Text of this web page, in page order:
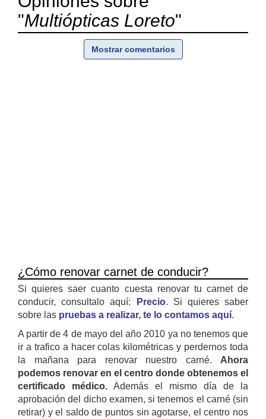
"Multiópticas Loreto"
Mostrar comentarios
¿Cómo renovar carnet de conducir?
Si quieres saer cuanto cuesta renovar tu carnet de
conducir, consultalo aquí:
Precio. Si quieres saber
sobre las pruebas a realizar, te lo contamos aquí.
A partir de 4 de mayo del año 2010 ya no tenemos que
ir a trafico a hacer colas kilométricas y perdernos toda
la mañana para renovar nuestro carné. Ahora
podemos renovar en el centro donde obtenemos el
certificado médico. Además el mismo día de la
aprobación del dicho examen, si tenemos el carné (sin
retirar) y el saldo de puntos sin agotarse, el centro nos